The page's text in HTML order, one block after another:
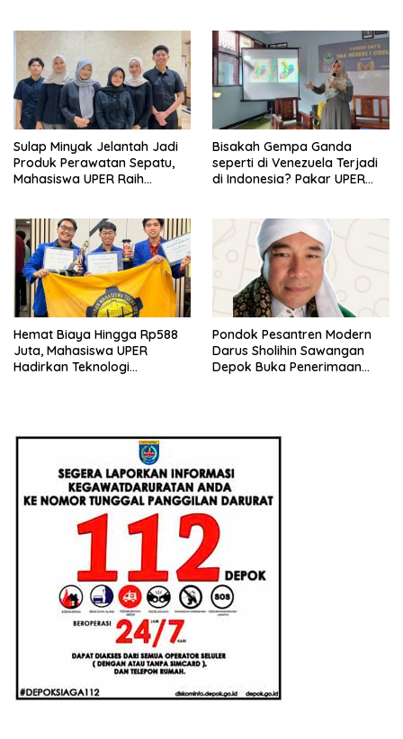
Sulap Minyak Jelantah Jadi
Produk Perawatan Sepatu,
Mahasiswa UPER Raih
Bisakah Gempa Ganda
seperti di Venezuela Terjadi
di Indonesia? Pakar UPER
Hemat Biaya Hingga Rp588
Juta, Mahasiswa UPER
Hadirkan Teknologi
Pondok Pesantren Modern
Darus Sholihin Sawangan
Depok Buka Penerimaan